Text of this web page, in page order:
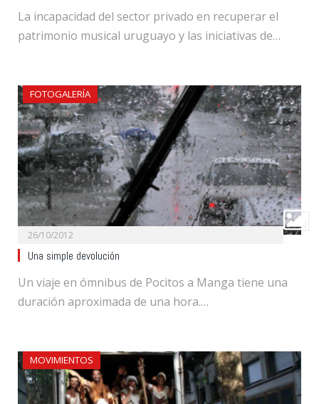
La incapacidad del sector privado en recuperar el
patrimonio musical uruguayo y las iniciativas de…
FOTOGALERÍA
26/10/2012
Una simple devolución
Un viaje en ómnibus de Pocitos a Manga tiene una
duración aproximada de una hora.…
MOVIMIENTOS